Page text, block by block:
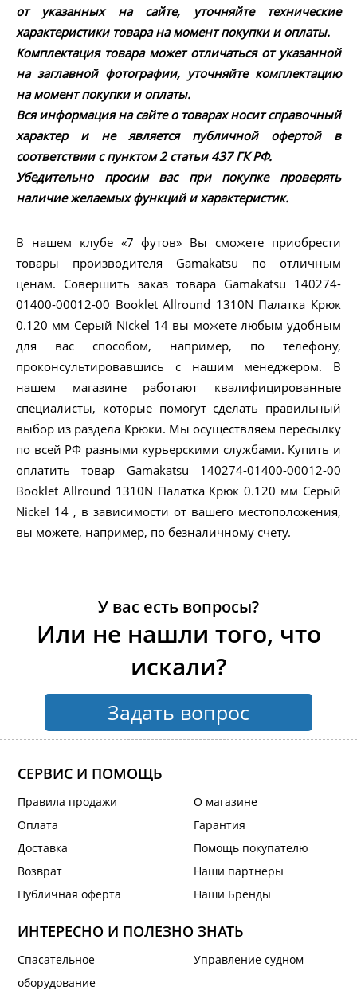
от указанных на сайте, уточняйте технические
характеристики товара на момент покупки и оплаты.
Комплектация товара может отличаться от указанной
на заглавной фотографии, уточняйте комплектацию
на момент покупки и оплаты.
Вся информация на сайте о товарах носит справочный
характер и не является публичной офертой в
соответствии с пунктом 2 статьи 437 ГК РФ.
Убедительно просим вас при покупке проверять
наличие желаемых функций и характеристик.
В нашем клубе «7 футов» Вы сможете приобрести
товары производителя Gamakatsu по отличным
ценам. Совершить заказ товара Gamakatsu 140274-
01400-00012-00 Booklet Allround 1310N Палатка Крюк
0.120 мм Серый Nickel 14 вы можете любым удобным
для вас способом, например, по телефону,
проконсультировавшись с нашим менеджером. В
нашем магазине работают квалифицированные
специалисты, которые помогут сделать правильный
выбор из раздела Крюки. Мы осуществляем пересылку
по всей РФ разными курьерскими службами. Купить и
оплатить товар Gamakatsu 140274-01400-00012-00
Booklet Allround 1310N Палатка Крюк 0.120 мм Серый
Nickel 14 , в зависимости от вашего местоположения,
вы можете, например, по безналичному счету.
У вас есть вопросы?
Или не нашли того, что
искали?
Задать вопрос
СЕРВИС И ПОМОЩЬ
Правила продажи
Оплата
Доставка
Возврат
Публичная оферта
О магазине
Гарантия
Помощь покупателю
Наши партнеры
Наши Бренды
ИНТЕРЕСНО И ПОЛЕЗНО ЗНАТЬ
Спасательное
оборудование
Управление судном